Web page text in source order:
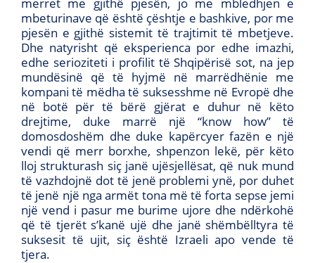
mbeturinave që është çështje e bashkive, por me
pjesën e gjithë sistemit të trajtimit të mbetjeve.
Dhe natyrisht që eksperienca por edhe imazhi,
edhe serioziteti i profilit të Shqipërisë sot, na jep
mundësinë që të hyjmë në marrëdhënie me
kompani të mëdha të suksesshme në Evropë dhe
në botë për të bërë gjërat e duhur në këto
drejtime, duke marrë një “know how” të
domosdoshëm dhe duke kapërcyer fazën e një
vendi që merr borxhe, shpenzon lekë, për këto
lloj strukturash siç janë ujësjellësat, që nuk mund
të vazhdojnë dot të jenë problemi ynë, por duhet
të jenë një nga armët tona më të forta sepse jemi
një vend i pasur me burime ujore dhe ndërkohë
që të tjerët s’kanë ujë dhe janë shëmbëlltyra të
suksesit të ujit, siç është Izraeli apo vende të
tjera.